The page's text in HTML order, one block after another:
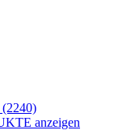
anzeigen